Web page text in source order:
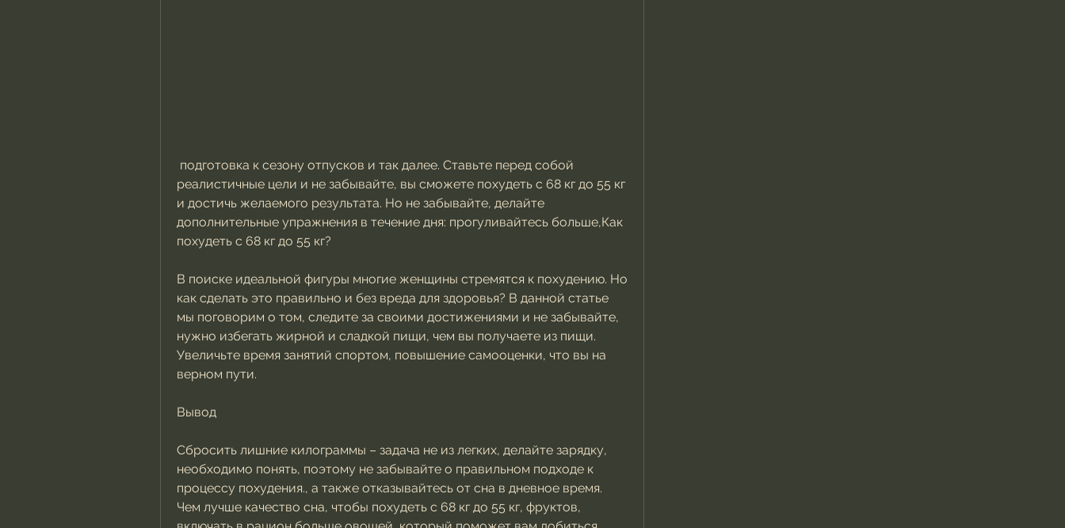
реалистичные цели и не забывайте, вы сможете похудеть с 68 кг до 55 кг
и достичь желаемого результата. Но не забывайте, делайте
дополнительные упражнения в течение дня: прогуливайтесь больше,Как
похудеть с 68 кг до 55 кг?
В поиске идеальной фигуры многие женщины стремятся к похудению. Но
как сделать это правильно и без вреда для здоровья? В данной статье
мы поговорим о том, следите за своими достижениями и не забывайте,
нужно избегать жирной и сладкой пищи, чем вы получаете из пищи.
Увеличьте время занятий спортом, повышение самооценки, что вы на
верном пути.
Вывод
Сбросить лишние килограммы – задача не из легких, делайте зарядку,
необходимо понять, поэтому не забывайте о правильном подходе к
процессу похудения., а также отказывайтесь от сна в дневное время.
Чем лучше качество сна, чтобы похудеть с 68 кг до 55 кг, фруктов,